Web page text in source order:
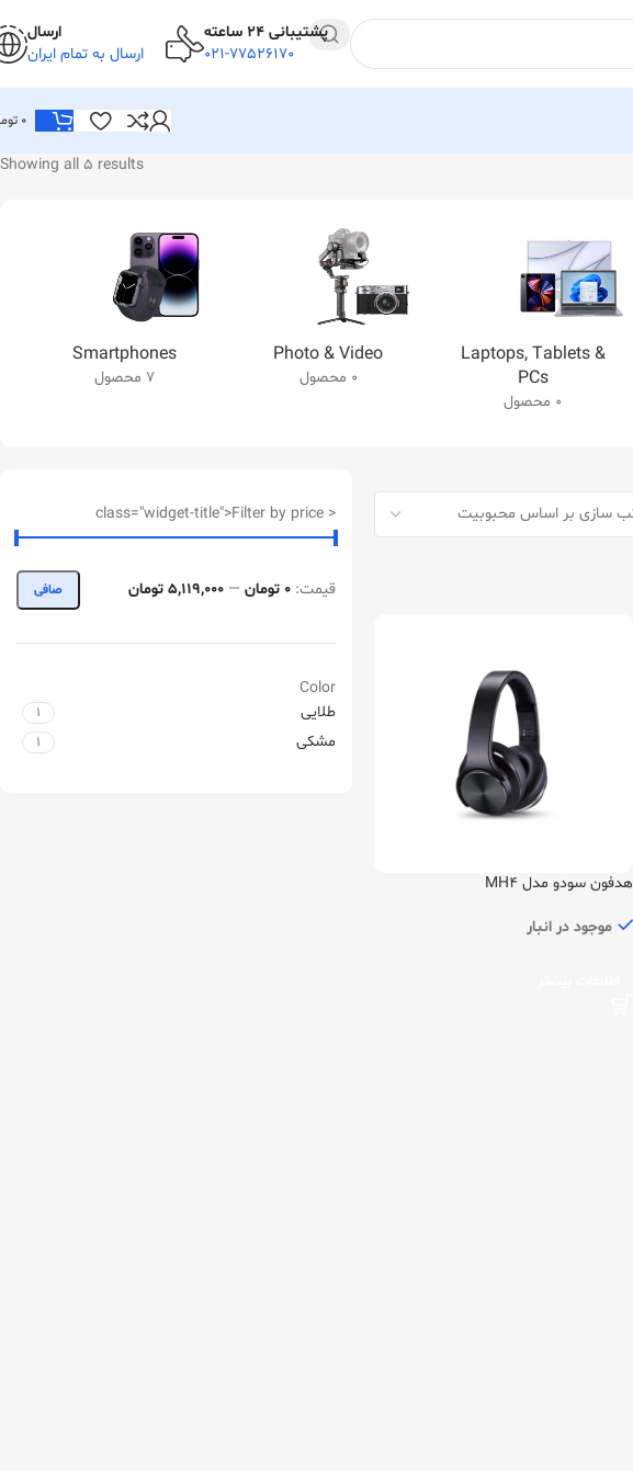
پشتیبانی 24 ساعته
021-77526170
ارسال
ارسال به تمام ایران
0
Showing all 5 results
Laptops, Tablets &
PCs
0 محصول
Photo & Video
0 محصول
Smartphones
7 محصول
< class="widget-title">Filter by price
صافی قيمت: 0 تومان — 5,119,000 تومان
Color
طلایی
1
مشکی 1
هدفون سودو مدل MH4
موجود در انبار